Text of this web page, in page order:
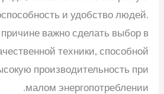
и удобство людей.
важно сделать выбор в
техники, способной
производительность при
малом энергопотреблении.